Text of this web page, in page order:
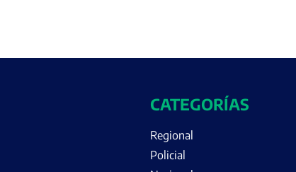
CATEGORÍAS
Regional
Policial